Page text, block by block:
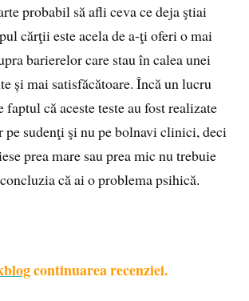
probabil să afli ceva ce deja ştiai
cărţii este acela de a-ţi oferi o mai
barierelor care stau în calea unei
și mai satisfăcătoare. Încă un lucru
faptul că aceste teste au fost realizate
pe sudenţi şi nu pe bolnavi clinici, deci
prea mare sau prea mic nu trebuie
că ai o problema psihică.
continuarea recenziei.